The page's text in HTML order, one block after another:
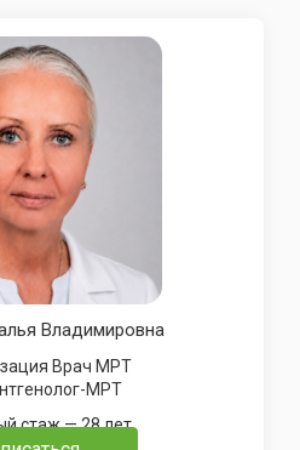
Владимировна
специализация Врач МРТ
МРТ
врачебный стаж — 28 лет